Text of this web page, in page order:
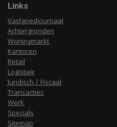
Links
Vastgoedjournaal
Achtergronden
Woningmarkt
Kantoren
Retail
Logistiek
Juridisch | Fiscaal
Transacties
Werk
Specials
Sitemap